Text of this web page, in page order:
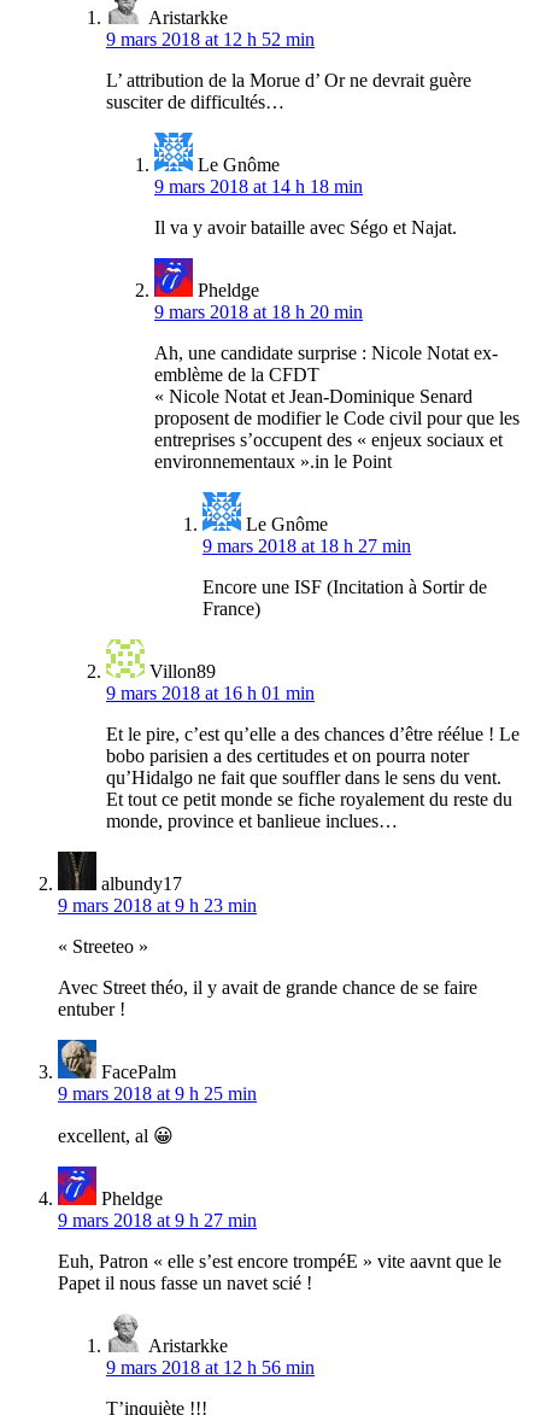
Aristarkke
9 mars 2018 at 12 h 52 min
L’ attribution de la Morue d’ Or ne devrait guère
susciter de difficultés…
Le Gnôme
9 mars 2018 at 14 h 18 min
Il va y avoir bataille avec Ségo et Najat.
Pheldge
9 mars 2018 at 18 h 20 min
Ah, une candidate surprise : Nicole Notat ex-
emblème de la CFDT
« Nicole Notat et Jean-Dominique Senard
proposent de modifier le Code civil pour que les
entreprises s’occupent des « enjeux sociaux et
environnementaux ».in le Point
Le Gnôme
9 mars 2018 at 18 h 27 min
Encore une ISF (Incitation à Sortir de
France)
Villon89
9 mars 2018 at 16 h 01 min
Et le pire, c’est qu’elle a des chances d’être réélue ! Le
bobo parisien a des certitudes et on pourra noter
qu’Hidalgo ne fait que souffler dans le sens du vent.
Et tout ce petit monde se fiche royalement du reste du
monde, province et banlieue inclues…
albundy17
9 mars 2018 at 9 h 23 min
« Streeteo »
Avec Street théo, il y avait de grande chance de se faire
entuber !
FacePalm
9 mars 2018 at 9 h 25 min
excellent, al 😀
Pheldge
9 mars 2018 at 9 h 27 min
Euh, Patron « elle s’est encore trompéE » vite aavnt que le
Papet il nous fasse un navet scié !
Aristarkke
9 mars 2018 at 12 h 56 min
T’inquiète !!!